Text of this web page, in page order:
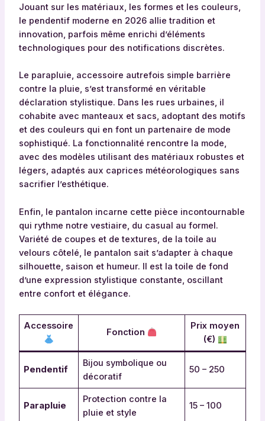
Jouant sur les matériaux, les formes et les couleurs,
le pendentif moderne en 2026 allie tradition et
innovation, parfois même enrichi d’éléments
technologiques pour des notifications discrètes.
Le parapluie, accessoire autrefois simple barrière
contre la pluie, s’est transformé en véritable
déclaration stylistique. Dans les rues urbaines, il
cohabite avec manteaux et sacs, adoptant des motifs
et des couleurs qui en font un partenaire de mode
sophistiqué. La fonctionnalité rencontre la mode,
avec des modèles utilisant des matériaux robustes et
légers, adaptés aux caprices météorologiques sans
sacrifier l’esthétique.
Enfin, le pantalon incarne cette pièce incontournable
qui rythme notre vestiaire, du casual au formel.
Variété de coupes et de textures, de la toile au
velours côtelé, le pantalon sait s’adapter à chaque
silhouette, saison et humeur. Il est la toile de fond
d’une expression stylistique constante, oscillant
entre confort et élégance.
Accessoire
Fonction
Prix moyen
(€)
Pendentif
Bijou symbolique ou
décoratif
50 – 250
Parapluie
Protection contre la
pluie et style
15 – 100